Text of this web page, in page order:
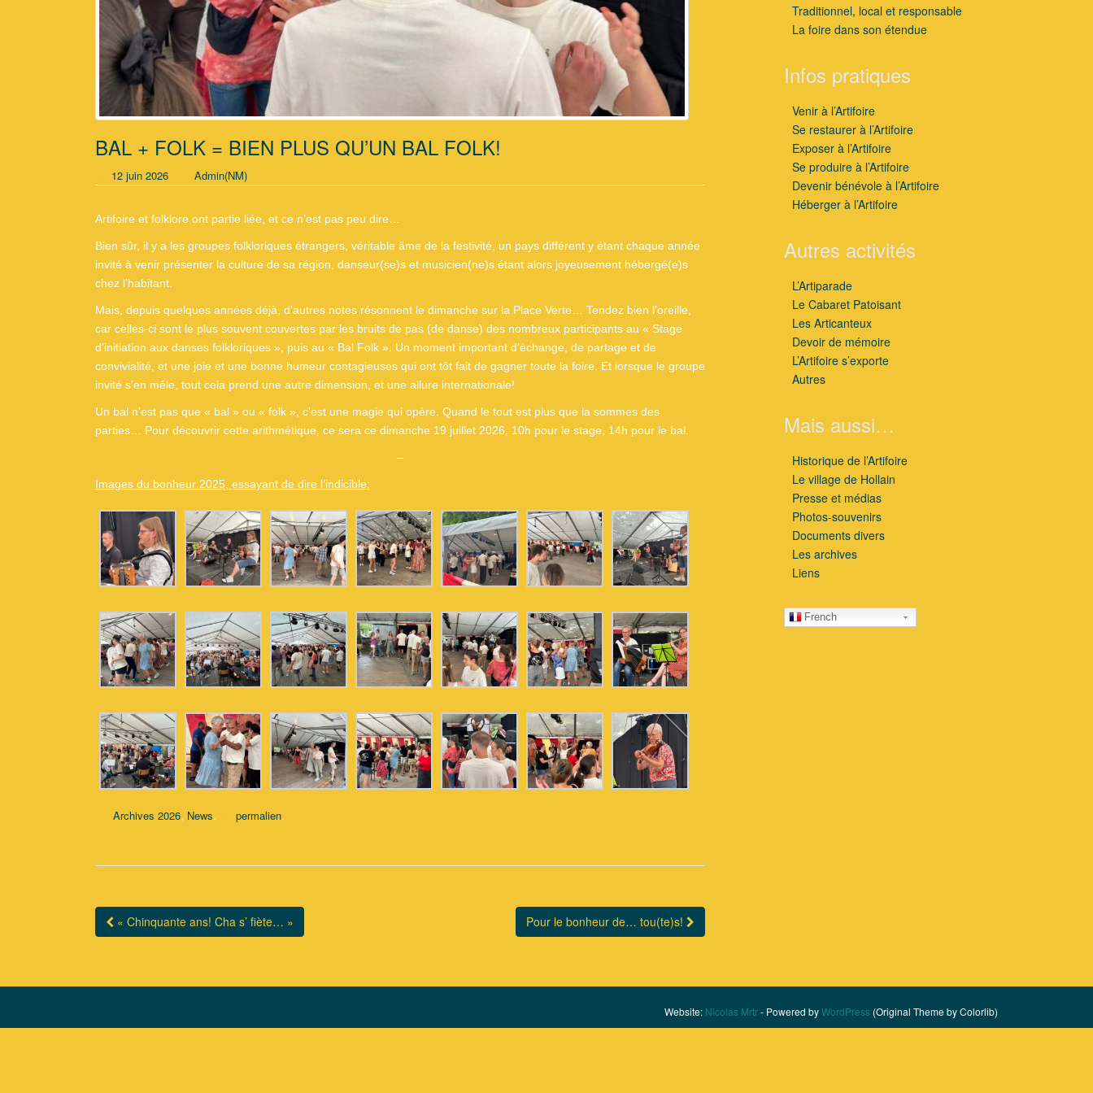
BAL + FOLK = BIEN PLUS QU’UN BAL FOLK!
12 juin 2026 Admin(NM)
Artifoire et folklore ont partie liée, et ce n’est pas peu dire…
Bien sûr, il y a les groupes folkloriques étrangers, véritable âme de la festivité, un pays différent y étant chaque année
invité à venir présenter la culture de sa région, danseur(se)s et musicien(ne)s étant alors joyeusement hébergé(e)s
chez l’habitant.
Mais, depuis quelques années déjà, d’autres notes résonnent le dimanche sur la Place Verte… Tendez bien l’oreille,
car celles-ci sont le plus souvent couvertes par les bruits de pas (de danse) des nombreux participants au « Stage
d’initiation aux danses folkloriques », puis au « Bal Folk ». Un moment important d’échange, de partage et de
convivialité, et une joie et une bonne humeur contagieuses qui ont tôt fait de gagner toute la foire. Et lorsque le groupe
invité s’en mêle, tout cela prend une autre dimension, et une allure internationale!
Un bal n’est pas que « bal » ou « folk », c’est une magie qui opère. Quand le tout est plus que la sommes des
parties… Pour découvrir cette arithmétique, ce sera ce dimanche 19 juillet 2026, 10h pour le stage, 14h pour le bal.
–
Images du bonheur 2025, essayant de dire l’indicible:
Archives 2026, News. permalien.
Navigation Article
« Chinquante ans! Cha s’ fiète… » Pour le bonheur de… tou(te)s!
Traditionnel, local et responsable
La foire dans son étendue
Infos pratiques
Venir à l’Artifoire
Se restaurer à l’Artifoire
Exposer à l’Artifoire
Se produire à l’Artifoire
Devenir bénévole à l’Artifoire
Héberger à l’Artifoire
Autres activités
L’Artiparade
Le Cabaret Patoisant
Les Articanteux
Devoir de mémoire
L’Artifoire s’exporte
Autres
Mais aussi…
Historique de l’Artifoire
Le village de Hollain
Presse et médias
Photos-souvenirs
Documents divers
Les archives
Liens
French
Website: Nicolas Mrtr- Powered byWordPress (Original Theme by Colorlib)